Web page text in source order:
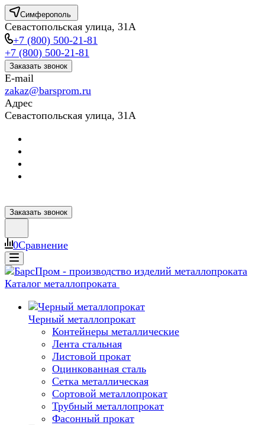
Симферополь
Севастопольская улица, 31А
+7 (800) 500-21-81
+7 (800) 500-21-81
Заказать звонок
E-mail
zakaz@barsprom.ru
Адрес
Севастопольская улица, 31А
Заказать звонок
0Сравнение
Каталог металлопроката
Черный металлопрокат
Контейнеры металлические
Лента стальная
Листовой прокат
Оцинкованная сталь
Сетка металлическая
Сортовой металлопрокат
Трубный металлопрокат
Фасонный прокат